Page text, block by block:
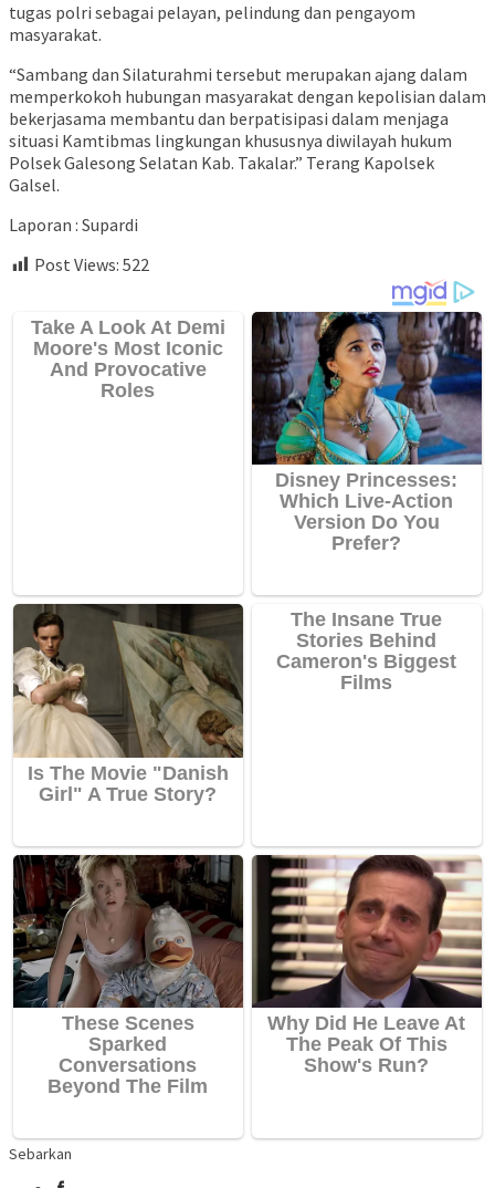
tugas polri sebagai pelayan, pelindung dan pengayom
masyarakat.
“Sambang dan Silaturahmi tersebut merupakan ajang dalam
memperkokoh hubungan masyarakat dengan kepolisian dalam
bekerjasama membantu dan berpatisipasi dalam menjaga
situasi Kamtibmas lingkungan khususnya diwilayah hukum
Polsek Galesong Selatan Kab. Takalar.” Terang Kapolsek
Galsel.
Laporan : Supardi
Post Views: 522
Sebarkan